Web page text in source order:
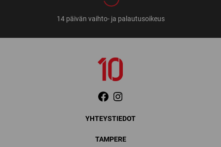
14 päivän vaihto- ja palautusoikeus
YHTEYSTIEDOT
TAMPERE